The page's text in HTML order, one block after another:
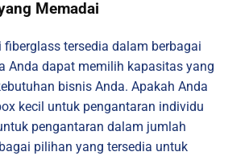
Memadai
fiberglass tersedia dalam berbagai
Anda dapat memilih kapasitas yang
bisnis Anda. Apakah Anda
kecil untuk pengantaran individu
pengantaran dalam jumlah
pilihan yang tersedia untuk